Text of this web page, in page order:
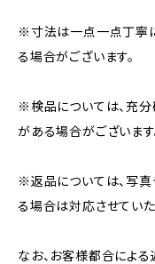
※寸法は一点一点丁寧
る場合がございます。
※検品については、充分
がある場合がございます
※返品については、写
る場合は対応させていた
なお、お客様都合によ